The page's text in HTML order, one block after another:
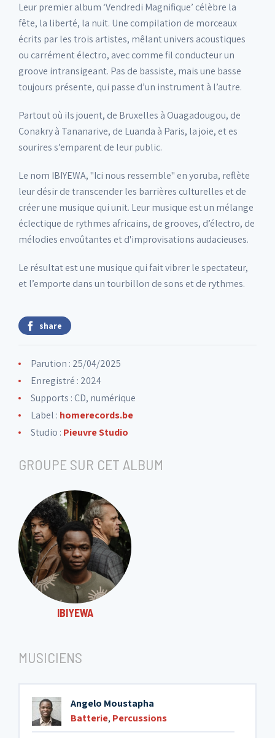
Leur premier album ‘Vendredi Magnifique’ célèbre la
fête, la liberté, la nuit. Une compilation de morceaux
écrits par les trois artistes, mêlant univers acoustiques
ou carrément électro, avec comme fil conducteur un
groove intransigeant. Pas de bassiste, mais une basse
toujours présente, qui passe d’un instrument à l’autre.
Partout où ils jouent, de Bruxelles à Ouagadougou, de
Conakry à Tananarive, de Luanda à Paris, la joie, et es
sourires s’emparent de leur public.
Le nom IBIYEWA, "Ici nous ressemble" en yoruba, reflète
leur désir de transcender les barrières culturelles et de
créer une musique qui unit. Leur musique est un mélange
éclectique de rythmes africains, de grooves, d’électro, de
mélodies envoûtantes et d'improvisations audacieuses.
Le résultat est une musique qui fait vibrer le spectateur,
et l’emporte dans un tourbillon de sons et de rythmes.
share
Parution : 25/04/2025
Enregistré : 2024
Supports : CD, numérique
Label : homerecords.be
Studio : Pieuvre Studio
GROUPE SUR CET ALBUM
IBIYEWA
MUSICIENS
Angelo Moustapha
Batterie, Percussions